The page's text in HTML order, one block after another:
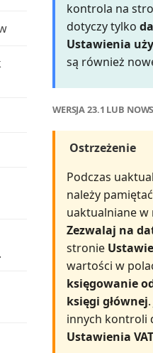
Rejestr zasobów
Rejestr środków
(raport)
serwisowego (raport)
Rozwinięcie ilościowe
(raport)
Saldo rachunku
(raport)
Saldo roku
(raport)
Saldo waluty obcej
Segment: etykiety
kontrola na
dotyczy tylko
Ustawienia
są również
WERSJA 23.1 LUB
Ostrzeżenie
Podczas
należy
uaktualniane w
Zezwalaj na
stronie
wartości w
księgowanie
księgi głównej
innych kontroli
Ustawienia VAT